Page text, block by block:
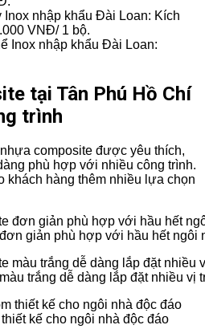
Inox nhập khẩu Đài Loan: Kích
VNĐ/ 1 bộ.
Inox nhập khẩu Đài Loan:
tại Tân Phú Hồ Chí
trình
composite được yêu thích,
phù hợp với nhiều công trình.
khách hàng thêm nhiều lựa chọn
giản phù hợp với hầu hết ngôi
trắng dễ dàng lắp đặt nhiều vị
kế cho ngôi nhà độc đáo